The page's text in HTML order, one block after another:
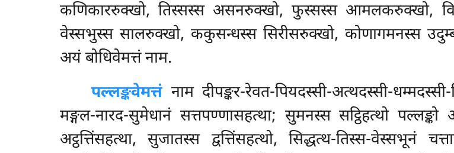
कणिकाररुक्खो, तिस्सस्स असनरुक्खो, फुस्सस्स आमलकरुक्खो,
वेस्सभुस्स सालरुक्खो, ककुसन्धस्स सिरीसरुक्खो, कोणागमनस्स
अयं बोधिवेमत्तं नाम.
पल्लङ्कवेमत्तं नाम दीपङ्कर-रेवत-पियदस्सी-अत्थदस्सी-
मङ्गल-नारद-सुमेधानं सत्तपण्णासहत्था; सुमनस्स सट्ठिहत्थो
अट्ठत्तिंसहत्था, सुजातस्स द्वत्तिंसहत्थो, सिद्धत्थ-तिस्स-वेस्सभूनं